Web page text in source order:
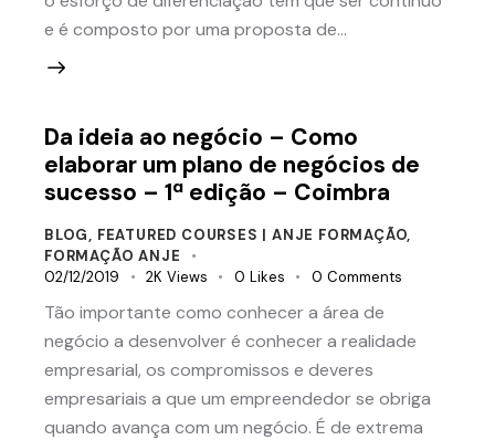
e é composto por uma proposta de…
Da ideia ao negócio – Como
elaborar um plano de negócios de
sucesso – 1ª edição – Coimbra
BLOG, FEATURED COURSES | ANJE FORMAÇÃO,
FORMAÇÃO ANJE
02/12/2019
2K Views 0 Likes 0 Comments
Tão importante como conhecer a área de
negócio a desenvolver é conhecer a realidade
empresarial, os compromissos e deveres
empresariais a que um empreendedor se obriga
quando avança com um negócio. É de extrema